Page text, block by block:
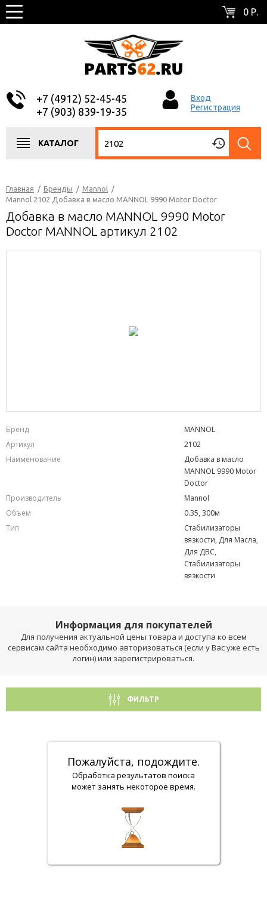
0 Р.
+7 (4912) 52-45-45
+7 (903) 839-19-35
Вход
Регистрация
КАТАЛОГ
Главная / Бренды / Mannol /
Mannol 2102 Добавка в масло MANNOL 9990 Motor Doctor
Добавка в масло MANNOL 9990 Motor
Doctor MANNOL артикул 2102
Бренд
MANNOL
Артикул
2102
Наименование
Добавка в масло
MANNOL 9990 Motor
Doctor
Производитель
Mannol
Объем
0.35, 300м
Тип
Стабилизаторы
вязкости, Для Масла,
Для ДВС,
Стабилизаторы
вязкости
Информация для покупателей
Для получения актуальной цены товара и доступа ко всем
сервисам сайта необходимо авторизоваться (если у Вас уже есть
логин) или зарегистрироваться.
ФИЛЬТР
Пожалуйста, подождите.
Обработка результатов поиска
может занять некоторое время.